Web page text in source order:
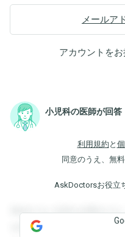
メールア
アカウントを
小児科の医師が回答
利用規約 と
同意のうえ、無
AskDoctorsお役立
登録すると回答を閲覧する
を閲覧することができます